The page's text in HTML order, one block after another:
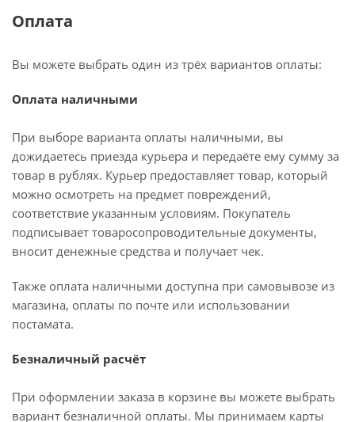
Оплата
Вы можете выбрать один из трёх вариантов оплаты:
Оплата наличными
При выборе варианта оплаты наличными, вы
дожидаетесь приезда курьера и передаёте ему сумму за
товар в рублях. Курьер предоставляет товар, который
можно осмотреть на предмет повреждений,
соответствие указанным условиям. Покупатель
подписывает товаросопроводительные документы,
вносит денежные средства и получает чек.
Также оплата наличными доступна при самовывозе из
магазина, оплаты по почте или использовании
постамата.
Безналичный расчёт
При оформлении заказа в корзине вы можете выбрать
вариант безналичной оплаты. Мы принимаем карты